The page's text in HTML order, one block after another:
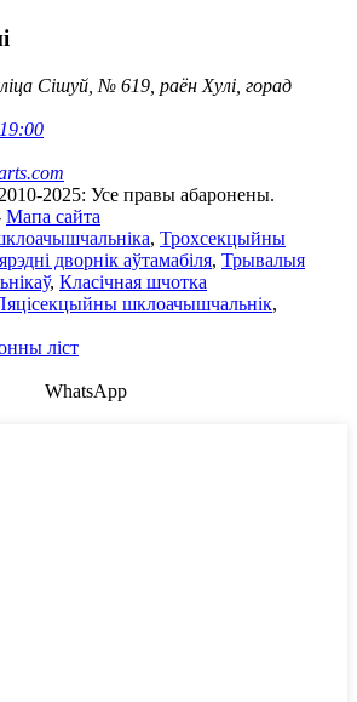
Сішуй, № 619, раён Хулі, горад
2025: Усе правы абаронены.
Мапа сайта
, Трохсекцыйны
дворнік аўтамабіля, Трывалыя
, Класічная шчотка
шклоачышчальнік,
ліст
WhatsApp